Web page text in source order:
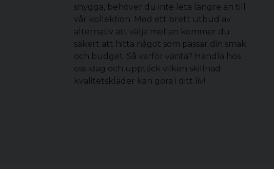
snygga, behöver du inte leta längre än till
vår kollektion. Med ett brett utbud av
alternativ att välja mellan kommer du
säkert att hitta något som passar din smak
och budget. Så varför vänta? Handla hos
oss idag och upptäck vilken skillnad
kvalitetskläder kan göra i ditt liv!